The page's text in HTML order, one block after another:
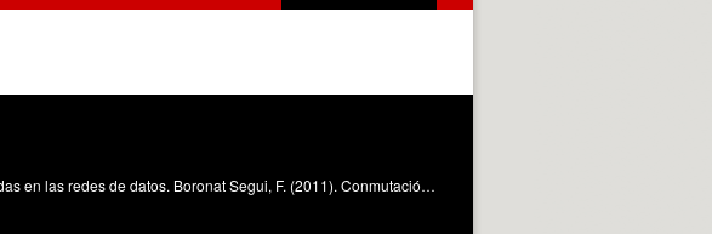
Con este objeto, el alumno aprenderá las bases de las diferentes técnicas de conmutación utilizadas en las redes de datos. Boronat Segui, F. (2011). Conmutación en redes de datos. https://riunet.upv.es/handle/10251/13073